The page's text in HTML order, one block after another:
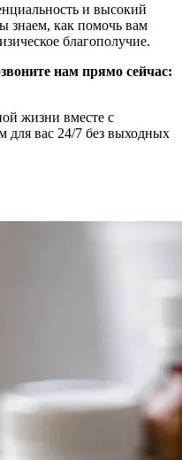
и высокий
знаем, как помочь вам
благополучие.
нам прямо сейчас:
жизни вместе с
для вас 24/7 без выходных